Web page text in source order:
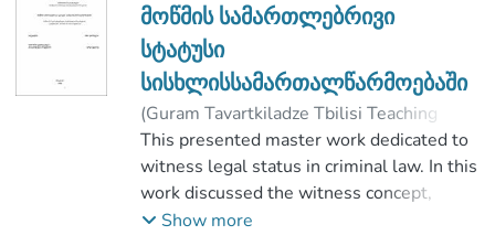
მოწმის სამართლებრივი
სტატუსი
სისხლისსამართალწარმოებაში
(Guram Tavartkiladze Tbilisi Teaching
University,2020)დარასელია, ნანო
;
ჭელიძე, სერგო
; Faculty of Law
Guram Tavartkiladze Tbilisi Teaching
University
This presented master work dedicated to
witness legal status in criminal law. In this
work discussed the witness concept,
status and faces, role and meaning and
Show more